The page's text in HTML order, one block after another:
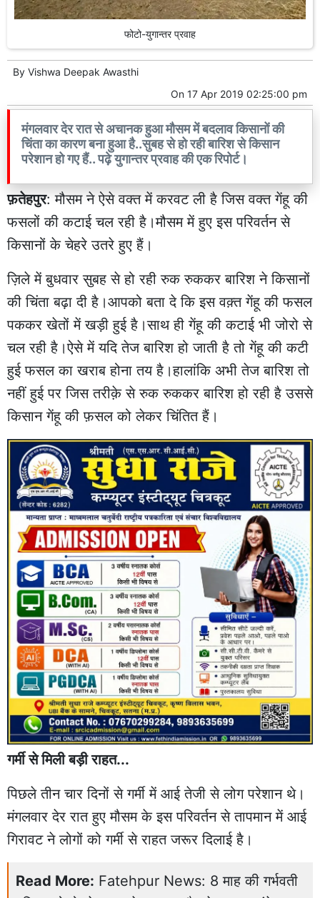
फोटो-युगान्तर प्रवाह
By Vishwa Deepak Awasthi
On 17 Apr 2019 02:25:00 pm
मंगलवार देर रात से अचानक हुआ मौसम में बदलाव किसानों की
चिंता का कारण बना हुआ है..सुबह से हो रही बारिश से किसान
परेशान हो गए हैं.. पढ़े युगान्तर प्रवाह की एक रिपोर्ट।
फ़तेहपुर: मौसम ने ऐसे वक्त में करवट ली है जिस वक्त गेंहू की
फसलों की कटाई चल रही है।मौसम में हुए इस परिवर्तन से
किसानों के चेहरे उतरे हुए हैं।
ज़िले में बुधवार सुबह से हो रही रुक रुककर बारिश ने किसानों
की चिंता बढ़ा दी है।आपको बता दे कि इस वक़्त गेंहू की फसल
पककर खेतों में खड़ी हुई है।साथ ही गेंहू की कटाई भी जोरो से
चल रही है।ऐसे में यदि तेज बारिश हो जाती है तो गेंहू की कटी
हुई फसल का खराब होना तय है।हालांकि अभी तेज बारिश तो
नहीं हुई पर जिस तरीक़े से रुक रुककर बारिश हो रही है उससे
किसान गेंहू की फ़सल को लेकर चिंतित हैं।
गर्मी से मिली बड़ी राहत...
पिछले तीन चार दिनों से गर्मी में आई तेजी से लोग परेशान थे।
मंगलवार देर रात हुए मौसम के इस परिवर्तन से तापमान में आई
गिरावट ने लोगों को गर्मी से राहत जरूर दिलाई है।
Read More: Fatehpur News: 8 माह की गर्भवती